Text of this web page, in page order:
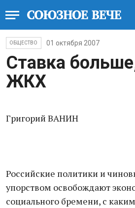
ОБЩЕСТВО 01 октября 2007
Ставка
ЖКХ
Григорий ВАНИН
Российские политики и
упорством освобождают
социального бремени, с